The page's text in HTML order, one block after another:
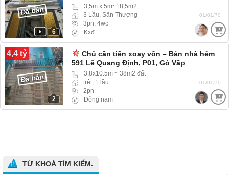
6
Đã bán
3,5m x 5m~18,5m2
3 Lầu, Sân Thượng
3pn, 4wc
Kxđ
01/01/70
4,4 tỷ
2
Đã bán
Chủ cần tiền xoay vốn – Bán nhà hẻm
591 Lê Quang Định, P01, Gò Vấp
3.8x10.5m ~ 38m2 đất
trệt, 1 lầu
2pn
Đông nam
01/01/70
TỪ KHOÁ TÌM KIẾM.